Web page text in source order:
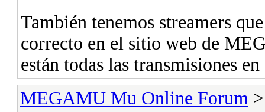
También tenemos streamers
correcto en el sitio web de
están todas las transmisiones
MEGAMU Mu Online Forum